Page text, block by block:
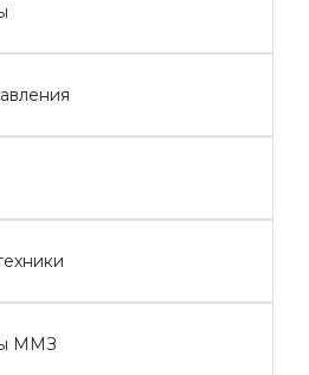
ММЗ